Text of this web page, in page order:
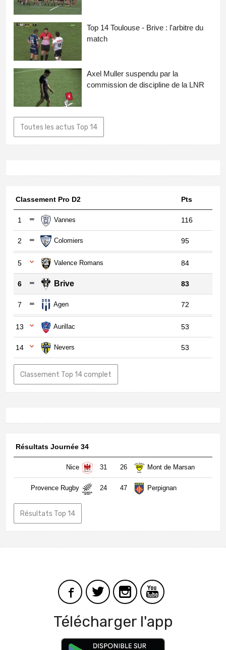
Top 14 Toulouse - Brive : l'arbitre du
match
Axel Muller suspendu par la
commission de discipline de la LNR
Toutes les actus Top 14
Classement Pro D2 Pts
1 Vannes 116
2 Colomiers 95
5 Valence Romans 84
6 Brive 83
7 Agen 72
13 Aurillac 53
14 Nevers 53
Classement Top 14 complet
Résultats Journée 34
Nice 31 26 Mont de Marsan
Provence Rugby 24 47 Perpignan
Résultats Top 14
Télécharger l'app